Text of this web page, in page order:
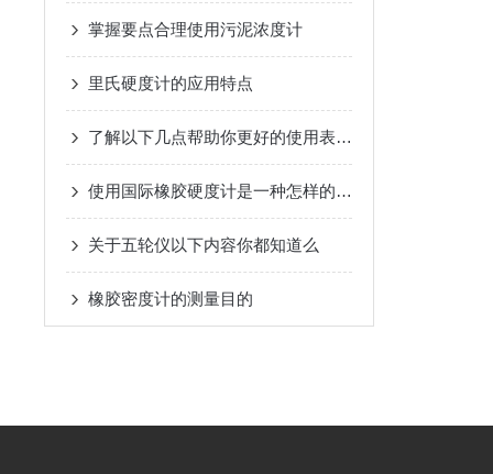
掌握要点合理使用污泥浓度计
里氏硬度计的应用特点
了解以下几点帮助你更好的使用表面粗糙度仪
使用国际橡胶硬度计是一种怎样的体验？
关于五轮仪以下内容你都知道么
橡胶密度计的测量目的